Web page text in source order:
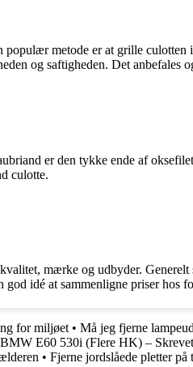
metode er at grille
og saftigheden. Det anbefales
er den tykke ende af
culotte.
mærke og udbyder.
idé at sammenligne priser hos
for miljøet • Må jeg fjerne
BMW E60 530i (Flere HK) –
• Fjerne jordslåede pletter på